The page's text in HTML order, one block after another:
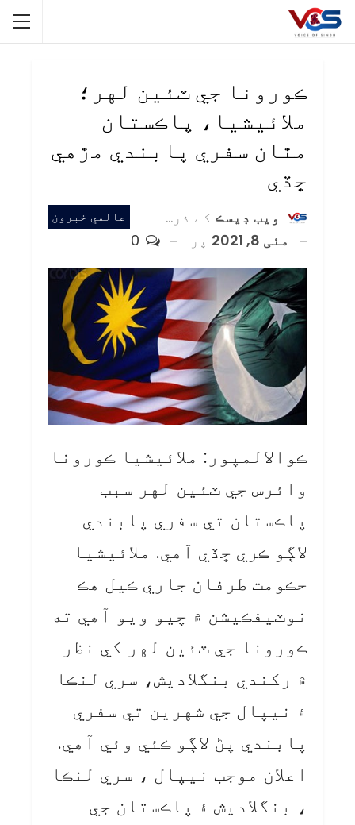
ڪورونا جي ٽئين لهر؛
ملائيشيا، پاڪستان
مٿان سفري پابندي مڙهي
ڇڏي
عالمي خبرون ويب ڊيسڪ کے ذریعہ
مئی 8, 2021
پر
ڪوالالمپور: ملائيشيا ڪورونا
وائرس جي ٽئين لهر سبب
پاڪستان تي سفري پابندي
لاڳو ڪري ڇڏي آهي. ملائيشيا
حڪومت طرفان جاري ڪيل هڪ
نوٽيفڪيشن ۾ چيو ويو آهي ته
ڪورونا جي ٽئين لهر کي نظر
۾ رکندي بنگلاديش، سري لنڪا
۽ نيپال جي شهرين تي سفري
پابندي پڻ لاڳو ڪئي وئي آهي.
اعلان موجب نيپال ، سري لنڪا
، بنگلاديش ۽ پاڪستان جي